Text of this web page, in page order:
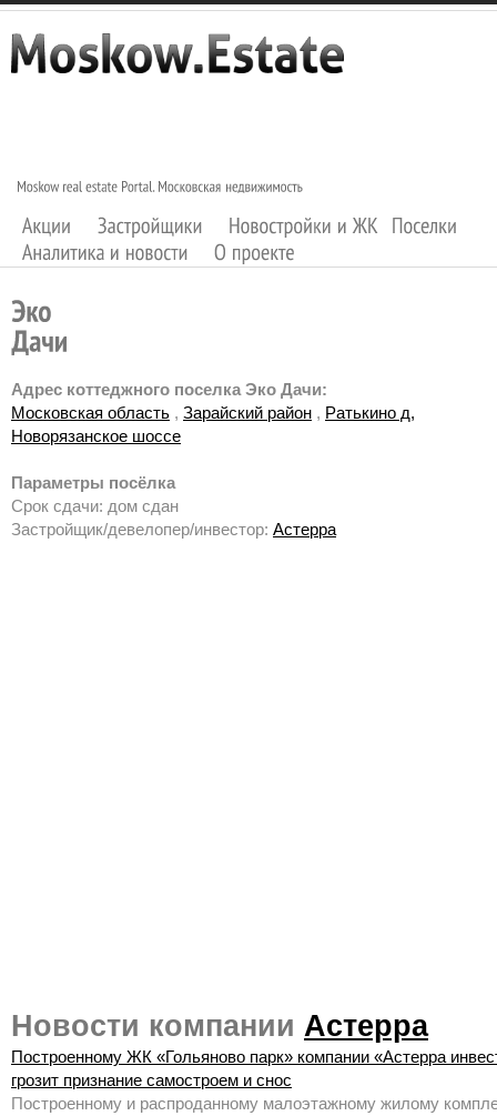
Адрес коттеджного поселка Эко Дачи:
Московская область , Зарайский район , Ратькино д,
Новорязанское шоссе
Параметры посёлка
Срок сдачи: дом сдан
Застройщик/девелопер/инвестор: Астерра
Новости компании Астерра
Построенному ЖК «Гольяново парк» компании «Астерра
грозит признание самостроем и снос
Построенному и распроданному малоэтажному жилому